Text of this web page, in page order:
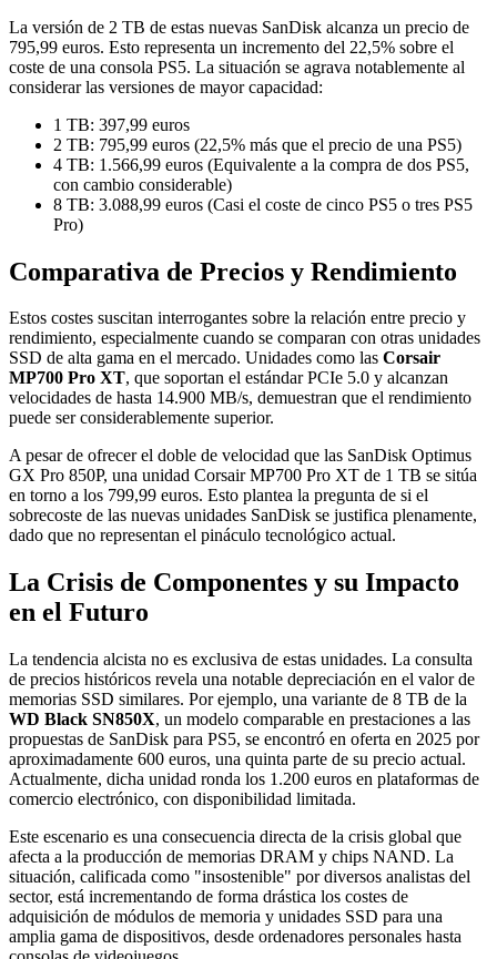
La versión de 2 TB de estas nuevas SanDisk alcanza un precio de
795,99 euros. Esto representa un incremento del 22,5% sobre el
coste de una consola PS5. La situación se agrava notablemente al
considerar las versiones de mayor capacidad:
1 TB: 397,99 euros
2 TB: 795,99 euros (22,5% más que el precio de una PS5)
4 TB: 1.566,99 euros (Equivalente a la compra de dos PS5,
con cambio considerable)
8 TB: 3.088,99 euros (Casi el coste de cinco PS5 o tres PS5
Pro)
Comparativa de Precios y Rendimiento
Estos costes suscitan interrogantes sobre la relación entre precio y
rendimiento, especialmente cuando se comparan con otras unidades
SSD de alta gama en el mercado. Unidades como las Corsair
MP700 Pro XT, que soportan el estándar PCIe 5.0 y alcanzan
velocidades de hasta 14.900 MB/s, demuestran que el rendimiento
puede ser considerablemente superior.
A pesar de ofrecer el doble de velocidad que las SanDisk Optimus
GX Pro 850P, una unidad Corsair MP700 Pro XT de 1 TB se sitúa
en torno a los 799,99 euros. Esto plantea la pregunta de si el
sobrecoste de las nuevas unidades SanDisk se justifica plenamente,
dado que no representan el pináculo tecnológico actual.
La Crisis de Componentes y su Impacto
en el Futuro
La tendencia alcista no es exclusiva de estas unidades. La consulta
de precios históricos revela una notable depreciación en el valor de
memorias SSD similares. Por ejemplo, una variante de 8 TB de la
WD Black SN850X, un modelo comparable en prestaciones a las
propuestas de SanDisk para PS5, se encontró en oferta en 2025 por
aproximadamente 600 euros, una quinta parte de su precio actual.
Actualmente, dicha unidad ronda los 1.200 euros en plataformas de
comercio electrónico, con disponibilidad limitada.
Este escenario es una consecuencia directa de la crisis global que
afecta a la producción de memorias DRAM y chips NAND. La
situación, calificada como "insostenible" por diversos analistas del
sector, está incrementando de forma drástica los costes de
adquisición de módulos de memoria y unidades SSD para una
amplia gama de dispositivos, desde ordenadores personales hasta